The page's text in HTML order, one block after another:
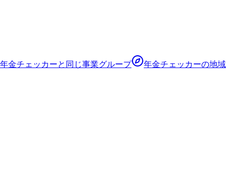
年金チェッカーと同じ事業グループ 年金チェッカーの地域